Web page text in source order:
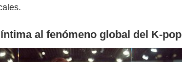
al fenómeno global del K-pop